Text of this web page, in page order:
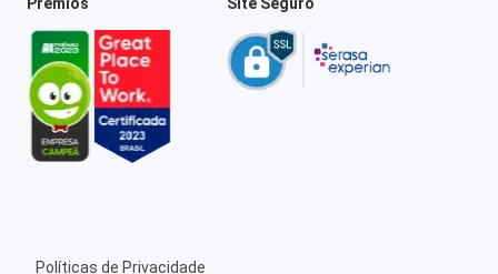
Políticas de Privacidade